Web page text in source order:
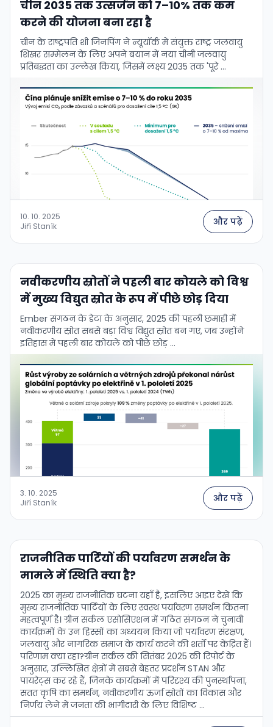
चीन 2035 तक उत्सर्जन को 7–10% तक कम
करने की योजना बना रहा है
चीन के राष्ट्रपति शी जिनपिंग ने न्यूयॉर्क में संयुक्त राष्ट्र जलवायु
शिखर सम्मेलन के लिए अपने बयान में नया चीनी जलवायु
प्रतिबद्धता का उल्लेख किया, जिसमें लक्ष्य 2035 तक 'पूरे …
10. 10. 2025
Jiří Staník
और पढ़ें
नवीकरणीय स्रोतों ने पहली बार कोयले को विश्व
में मुख्य विद्युत स्रोत के रूप में पीछे छोड़ दिया
Ember संगठन के डेटा के अनुसार, 2025 की पहली छमाही में
नवीकरणीय स्रोत सबसे बड़ा विश्व विद्युत स्रोत बन गए, जब उन्होंने
इतिहास में पहली बार कोयले को पीछे छोड़ …
3. 10. 2025
Jiří Staník
और पढ़ें
राजनीतिक पार्टियों की पर्यावरण समर्थन के
मामले में स्थिति क्या है?
2025 का मुख्य राजनीतिक घटना यहाँ है, इसलिए आइए देखें कि
मुख्य राजनीतिक पार्टियों के लिए स्वस्थ पर्यावरण समर्थन कितना
महत्वपूर्ण है। ग्रीन सर्कल एसोसिएशन में गठित संगठन ने चुनावी
कार्यक्रमों के उन हिस्सों का अध्ययन किया जो पर्यावरण संरक्षण,
जलवायु और नागरिक समाज के कार्य करने की शर्तों पर केंद्रित हैं।
परिणाम क्या रहा?ग्रीन सर्कल की सितंबर 2025 की रिपोर्ट के
अनुसार, उल्लिखित क्षेत्रों में सबसे बेहतर प्रदर्शन STAN और
पायरेट्स कर रहे हैं, जिनके कार्यक्रमों में परिदृश्य की पुनर्स्थापना,
सतत कृषि का समर्थन, नवीकरणीय ऊर्जा स्रोतों का विकास और
निर्णय लेने में जनता की भागीदारी के लिए विशिष्ट …